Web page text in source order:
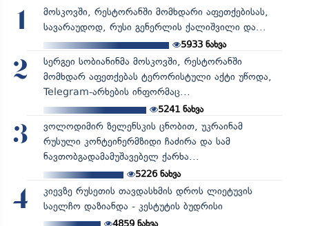
1
მოსკოვში, რესტორანში მომხდარი აფეთქებისას,
სავარაუდოდ, რუსი გენერლის ქალიშვილი და...
5933 ნახვა
2
სერგეი სობიანინმა მოსკოვში, რესტორანში
მომხდარ აფეთქებას ტერორისტული აქტი უწოდა,
Telegram-არხების ინფორმაც...
5241ნახვა
3
ვოლოდიმირ ზელენსკის ცნობით, უკრაინამ
რუსული კონტეინერმზიდი ჩაძირა და სამ
ნავთობგადამამუშავებელ ქარხა...
5226ნახვა
4
კიევზე რუსეთის თავდასხმის დროს ლიეტუვის
საელჩო დაზიანდა - კესტუტის ბუდრისი
4859ნახვა